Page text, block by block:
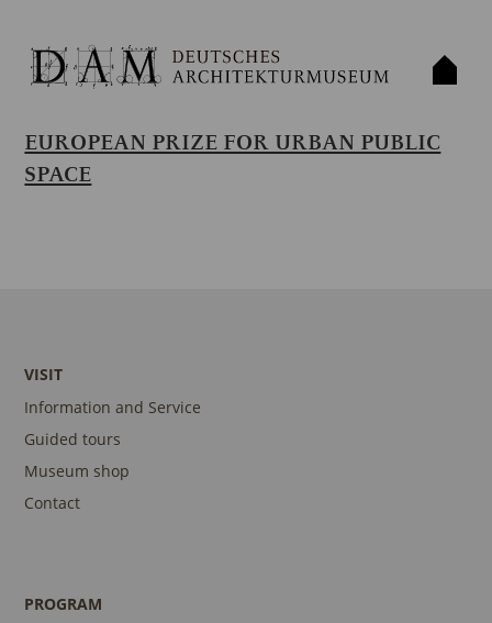
EUROPEAN PRIZE FOR URBAN PUBLIC
SPACE
VISIT
Information and Service
Guided tours
Museum shop
Contact
PROGRAM